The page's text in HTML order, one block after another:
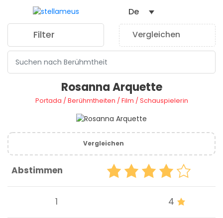
Filter Vergleichen
De
Rosanna Arquette
Portada /Berühmtheiten /Film /Schauspielerin
Vergleichen
Abstimmen
1 4